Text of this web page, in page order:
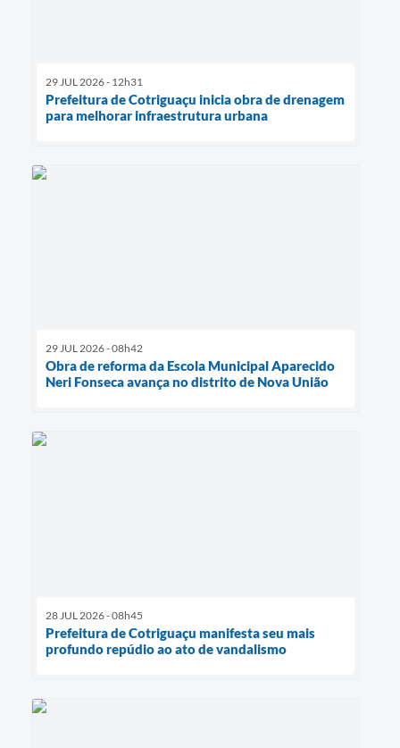
29 JUL 2026 - 12h31
Prefeitura de Cotriguaçu inicia obra de drenagem
para melhorar infraestrutura urbana
29 JUL 2026 - 08h42
Obra de reforma da Escola Municipal Aparecido
Neri Fonseca avança no distrito de Nova União
28 JUL 2026 - 08h45
Prefeitura de Cotriguaçu manifesta seu mais
profundo repúdio ao ato de vandalismo